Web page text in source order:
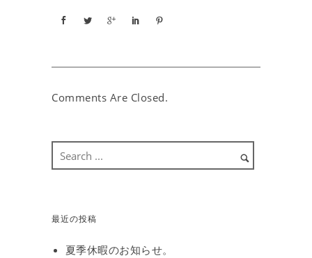
Comments Are Closed.
最近の投稿
夏季休暇のお知らせ。